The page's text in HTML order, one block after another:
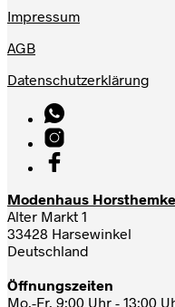
Impressum
AGB
Datenschutzerklärung
Modenhaus
Alter Markt 1
33428 Harsewinkel
Deutschland
Öffnungszeiten
Mo.-Fr. 9:00 Uhr - 13:00